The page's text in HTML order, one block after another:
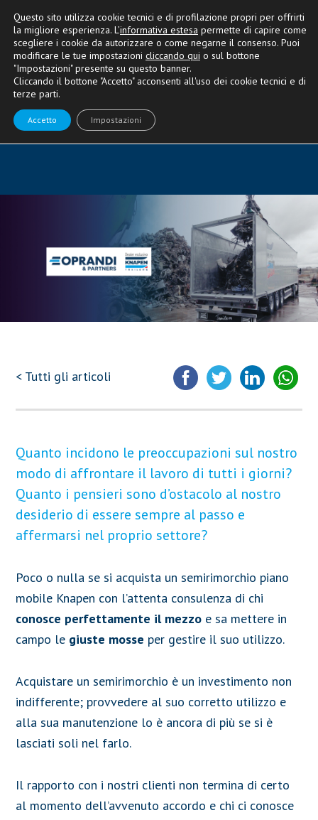
CONSULENZA E OPTIONAL
Acquistare semirimorchi a
preoccupazioni zero
< Tutti gli articoli
Quanto incidono le preoccupazioni sul nostro
modo di affrontare il lavoro di tutti i giorni?
Quanto i pensieri sono d’ostacolo al nostro
desiderio di essere sempre al passo e
affermarsi nel proprio settore?
Poco o nulla se si acquista un semirimorchio piano
mobile Knapen con l’attenta consulenza di chi
conosce perfettamente il mezzo e sa mettere in
campo le giuste mosse per gestire il suo utilizzo.
Acquistare un semirimorchio è un investimento non
indifferente; provvedere al suo corretto utilizzo e
alla sua manutenzione lo è ancora di più se si è
lasciati soli nel farlo.
Il rapporto con i nostri clienti non termina di certo
al momento dell’avvenuto accordo e chi ci conosce
Questo sito utilizza cookie tecnici e di profilazione propri per offrirti
la migliore esperienza. L’informativa estesa permette di capire come
scegliere i cookie da autorizzare o come negarne il consenso. Puoi
modificare le tue impostazioni cliccando qui o sul bottone
"Impostazioni" presente su questo banner.
Cliccando il bottone "Accetto" acconsenti all'uso dei cookie tecnici e di
terze parti.
Accetto Impostazioni